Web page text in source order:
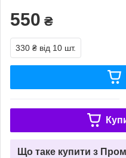
550 ₴
330 ₴ від 10 шт.
Що таке купити з